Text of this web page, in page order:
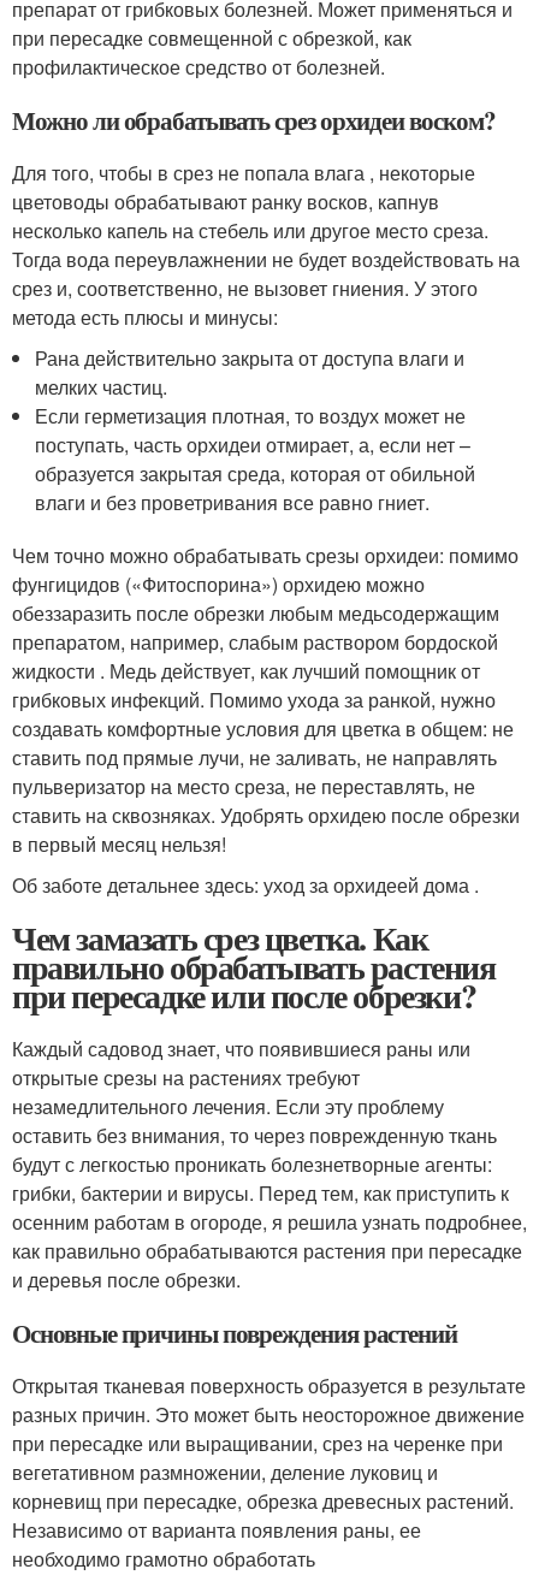
препарат от грибковых болезней. Может применяться и
при пересадке совмещенной с обрезкой, как
профилактическое средство от болезней.
Можно ли обрабатывать срез орхидеи воском?
Для того, чтобы в срез не попала влага , некоторые
цветоводы обрабатывают ранку восков, капнув
несколько капель на стебель или другое место среза.
Тогда вода переувлажнении не будет воздействовать на
срез и, соответственно, не вызовет гниения. У этого
метода есть плюсы и минусы:
Рана действительно закрыта от доступа влаги и
мелких частиц.
Если герметизация плотная, то воздух может не
поступать, часть орхидеи отмирает, а, если нет –
образуется закрытая среда, которая от обильной
влаги и без проветривания все равно гниет.
Чем точно можно обрабатывать срезы орхидеи: помимо
фунгицидов («Фитоспорина») орхидею можно
обеззаразить после обрезки любым медьсодержащим
препаратом, например, слабым раствором бордоской
жидкости . Медь действует, как лучший помощник от
грибковых инфекций. Помимо ухода за ранкой, нужно
создавать комфортные условия для цветка в общем: не
ставить под прямые лучи, не заливать, не направлять
пульверизатор на место среза, не переставлять, не
ставить на сквозняках. Удобрять орхидею после обрезки
в первый месяц нельзя!
Об заботе детальнее здесь: уход за орхидеей дома .
Чем замазать срез цветка. Как
правильно обрабатывать растения
при пересадке или после обрезки?
Каждый садовод знает, что появившиеся раны или
открытые срезы на растениях требуют
незамедлительного лечения. Если эту проблему
оставить без внимания, то через поврежденную ткань
будут с легкостью проникать болезнетворные агенты:
грибки, бактерии и вирусы. Перед тем, как приступить к
осенним работам в огороде, я решила узнать подробнее,
как правильно обрабатываются растения при пересадке
и деревья после обрезки.
Основные причины повреждения растений
Открытая тканевая поверхность образуется в результате
разных причин. Это может быть неосторожное движение
при пересадке или выращивании, срез на черенке при
вегетативном размножении, деление луковиц и
корневищ при пересадке, обрезка древесных растений.
Независимо от варианта появления раны, ее
необходимо грамотно обработать